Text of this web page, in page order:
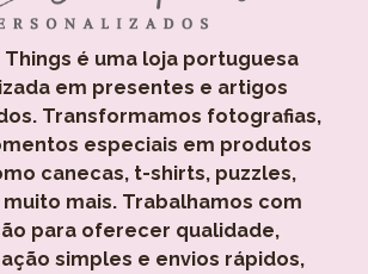
Things é uma loja portuguesa
em presentes e artigos
Transformamos fotografias,
especiais em produtos
canecas, t-shirts, puzzles,
mais. Trabalhamos com
para oferecer qualidade,
simples e envios rápidos,